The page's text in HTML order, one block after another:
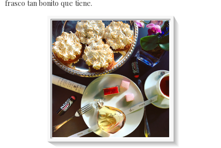
frasco tan bonito que tiene.